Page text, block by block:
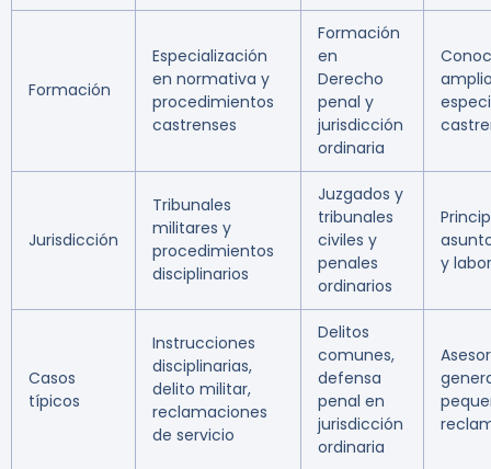
Formación
Especialización
en normativa y
procedimientos
castrenses
Formación
en
Derecho
penal y
jurisdicción
ordinaria
Jurisdicción
Tribunales
militares y
procedimientos
disciplinarios
Juzgados y
tribunales
civiles y
penales
ordinarios
y
Casos
típicos
Instrucciones
disciplinarias,
delito militar,
reclamaciones
de servicio
Delitos
comunes,
defensa
penal en
jurisdicción
ordinaria